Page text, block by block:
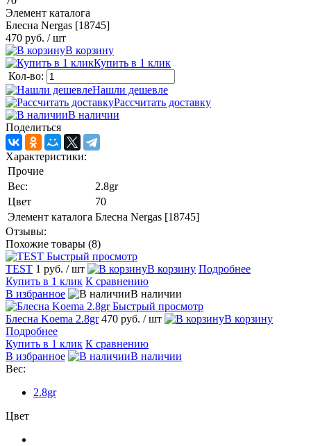
Элемент каталога
Блесна Nergas [18745]
470 руб. / шт
В корзину
Купить в 1 клик
Кол-во:
Нашли дешевле
Рассчитать доставку
В наличии
Поделиться
Характеристики:
Прочие
Вес:
2.8gr
Цвет
70
Элемент каталога Блесна Nergas [18745]
Отзывы:
Похожие товары (8)
Быстрый просмотр
TEST 1 руб. / шт В корзину Подробнее
Купить в 1 клик К сравнению
В избранное
В наличии
Быстрый просмотр
Блесна Koema 2.8gr 470 руб. / шт
В корзину
Подробнее
Купить в 1 клик К сравнению
В избранное
В наличии
Вес:
2.8gr
Цвет